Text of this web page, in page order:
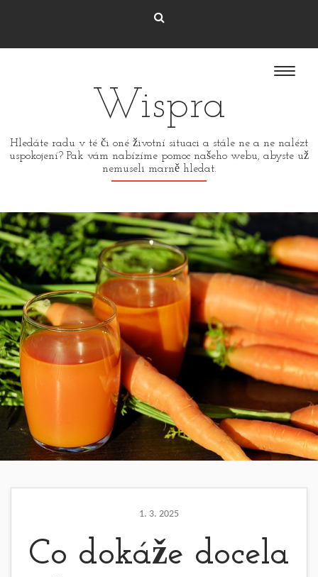
Wispra
Hledáte radu v té či oné životní situaci a stále ne a ne nalézt
uspokojení? Pak vám nabízíme pomoc našeho webu, abyste už
nemuseli marně hledat.
1. 3. 2025
Co dokáže docela